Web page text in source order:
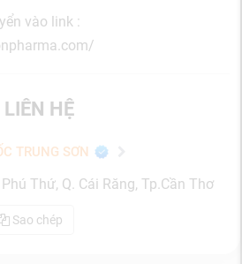
vào link :
HỆ
TRUNG SƠN
Thứ, Q. Cái Răng, Tp.Cần Thơ
Sao chép